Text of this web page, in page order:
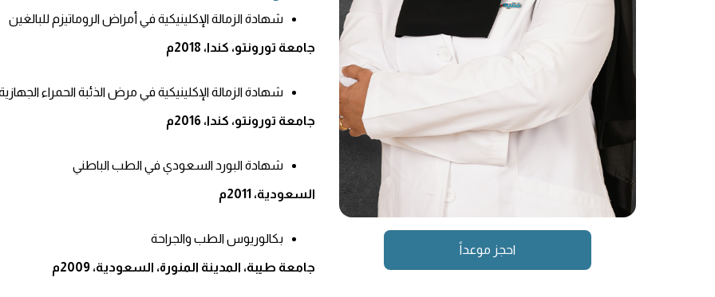
احجز موعداً
شهادة الزمالة الإكلينيكية في أمراض الروماتيزم للبالغين
جامعة تورونتو، كندا، 2018م
شهادة الزمالة الإكلينيكية في مرض الذئبة الحمراء
جامعة تورونتو، كندا، 2016م
شهادة البورد السعودي في الطب الباطني
السعودية، 2011م
بكالوريوس الطب والجراحة
جامعة طيبة، المدينة المنورة، السعودية، 2009م